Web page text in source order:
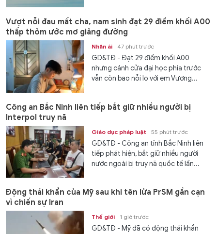
Vượt nỗi đau mất cha, nam sinh đạt 29 điểm khối A00
thấp thỏm ước mơ giảng đường
Nhân ái 47 phút trước
GD&TĐ - Đạt 29 điểm khối A00
nhưng cánh cửa đại học phía trước
vẫn còn bao nỗi lo với em Vương...
Công an Bắc Ninh liên tiếp bắt giữ nhiều người bị
Interpol truy nã
Giáo dục pháp luật 55 phút trước
GD&TĐ - Công an tỉnh Bắc Ninh liên
tiếp phát hiện, bắt giữ nhiều người
nước ngoài bị truy nã quốc tế lẩn...
Động thái khẩn của Mỹ sau khi tên lửa PrSM gần cạn
vì chiến sự Iran
Thế giới 1 giờ trước
GD&TĐ - Mỹ đã có động thái khẩn